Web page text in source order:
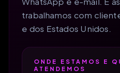
trabalhamos com
e dos Estados Unidos.
ONDE ESTAMOS E
ATENDEMOS